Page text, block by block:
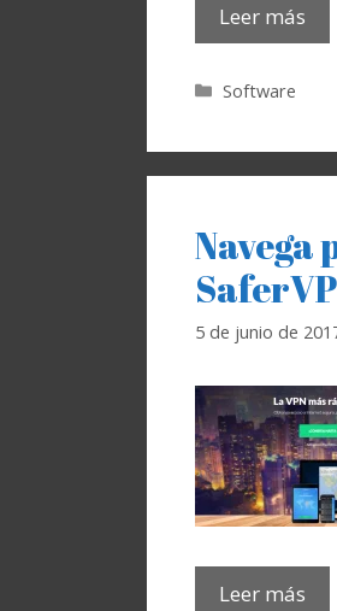
Leer más
Categorías
Software
Navega
5 de junio de
Leer más